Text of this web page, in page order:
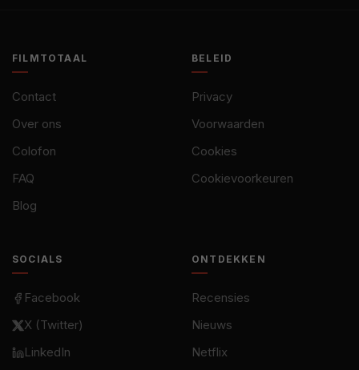
FILMTOTAAL
Contact
Over ons
Colofon
FAQ
Blog
BELEID
Privacy
Voorwaarden
Cookies
Cookievoorkeuren
SOCIALS
Facebook
X (Twitter)
LinkedIn
ONTDEKKEN
Recensies
Nieuws
Netflix